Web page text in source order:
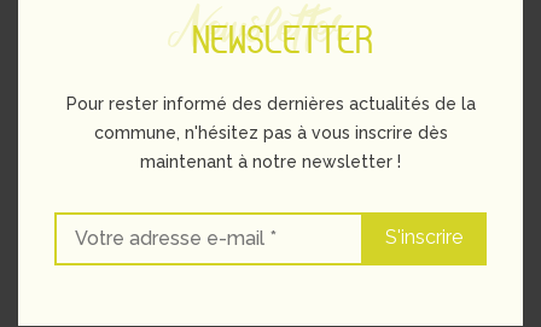
Newsletter
NEWSLETTER
Pour rester informé des dernières actualités de la
commune, n'hésitez pas à vous inscrire dès
maintenant à notre newsletter !